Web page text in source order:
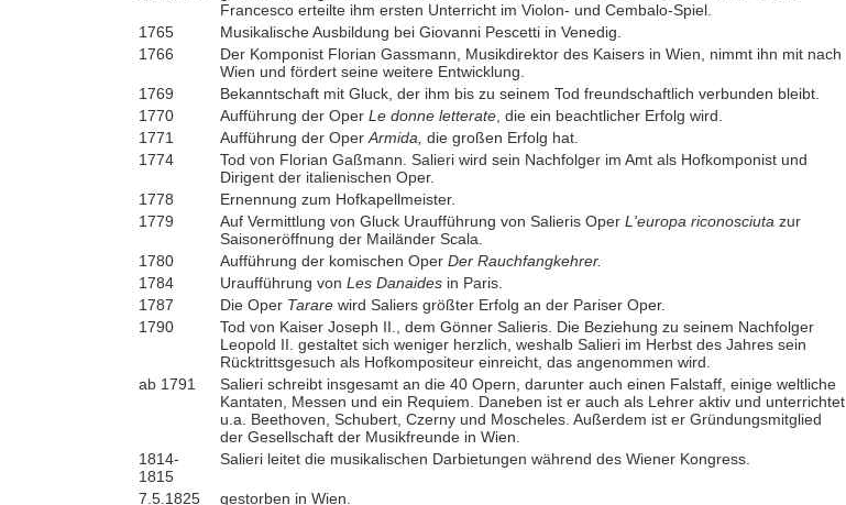
Francesco erteilte ihm ersten Unterricht im Violon- und Cembalo-Spiel.
1765
Musikalische Ausbildung bei Giovanni Pescetti in Venedig.
1766
Der Komponist Florian Gassmann, Musikdirektor des Kaisers in Wien, nimmt ihn mit nach
Wien und fördert seine weitere Entwicklung.
1769
Bekanntschaft mit Gluck, der ihm bis zu seinem Tod freundschaftlich verbunden bleibt.
1770
Aufführung der Oper Le donne letterate, die ein beachtlicher Erfolg wird.
1771
Aufführung der Oper Armida, die großen Erfolg hat.
1774
Tod von Florian Gaßmann. Salieri wird sein Nachfolger im Amt als Hofkomponist und
Dirigent der italienischen Oper.
1778
Ernennung zum Hofkapellmeister.
1779
Auf Vermittlung von Gluck Uraufführung von Salieris Oper L'europa riconosciuta zur
Saisoneröffnung der Mailänder Scala.
1780
Aufführung der komischen Oper Der Rauchfangkehrer.
1784
Uraufführung von Les Danaidesin Paris.
1787
Die Oper Tarare wird Saliers größter Erfolg an der Pariser Oper.
1790
Tod von Kaiser Joseph II., dem Gönner Salieris. Die Beziehung zu seinem Nachfolger
Leopold II. gestaltet sich weniger herzlich, weshalb Salieri im Herbst des Jahres sein
Rücktrittsgesuch als Hofkompositeur einreicht, das angenommen wird.
ab 1791
Salieri schreibt insgesamt an die 40 Opern, darunter auch einen Falstaff, einige weltliche
Kantaten, Messen und ein Requiem. Daneben ist er auch als Lehrer aktiv und unterrichtet
u.a. Beethoven, Schubert, Czerny und Moscheles. Außerdem ist er Gründungsmitglied
der Gesellschaft der Musikfreunde in Wien.
1814-
1815
Salieri leitet die musikalischen Darbietungen während des Wiener Kongress.
7.5.1825 gestorben in Wien.